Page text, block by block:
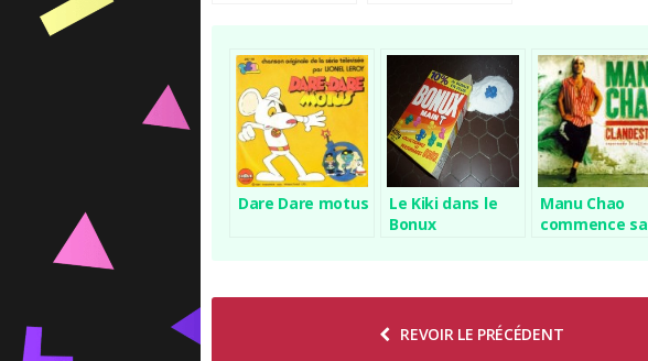
Dare Dare motus
Le Kiki dans le
Bonux
Manu Chao
commence sa
REVOIR LE PRÉCÉDENT